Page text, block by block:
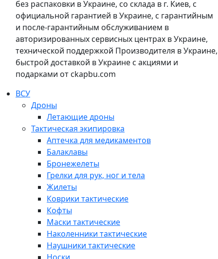
без распаковки в Украине, со склада в г. Киев, с
официальной гарантией в Украине, с гарантийным
и после-гарантийным обслуживанием в
авторизированных сервисных центрах в Украине,
технической поддержкой Производителя в Украине,
быстрой доставкой в Украине с акциями и
подарками от ckapbu.com
ВСУ
Дроны
Летающие дроны
Тактическая экипировка
Аптечка для медикаментов
Балаклавы
Бронежелеты
Грелки для рук, ног и тела
Жилеты
Коврики тактические
Кофты
Маски тактические
Наколенники тактические
Наушники тактические